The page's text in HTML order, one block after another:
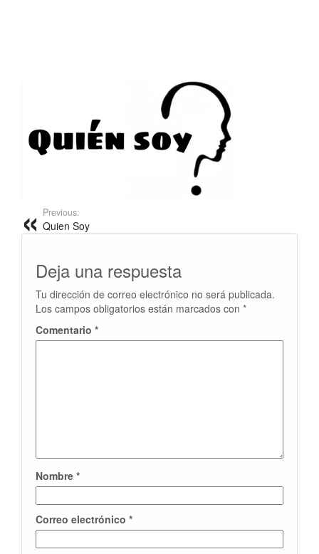
Previous:
Quien Soy
Deja una respuesta
Tu dirección de correo electrónico no será publicada.
Los campos obligatorios están marcados con *
Comentario *
Nombre *
Correo electrónico *